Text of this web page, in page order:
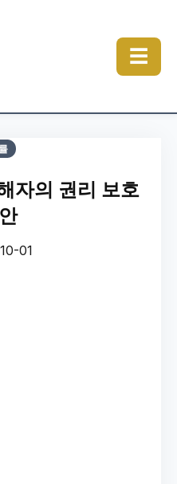
☰
자의 권리 보호
01